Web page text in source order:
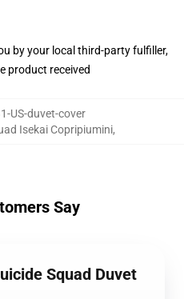
by your local third-party fulfiller,
product received
US-duvet-cover
Isekai Copripiumini,
Say
Squad Duvet